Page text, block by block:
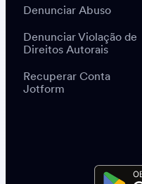
Denunciar Abuso
Denunciar Violação de
Direitos Autorais
Recuperar Conta
Jotform